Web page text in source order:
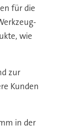
für die
wie
zur
Kunden
in der